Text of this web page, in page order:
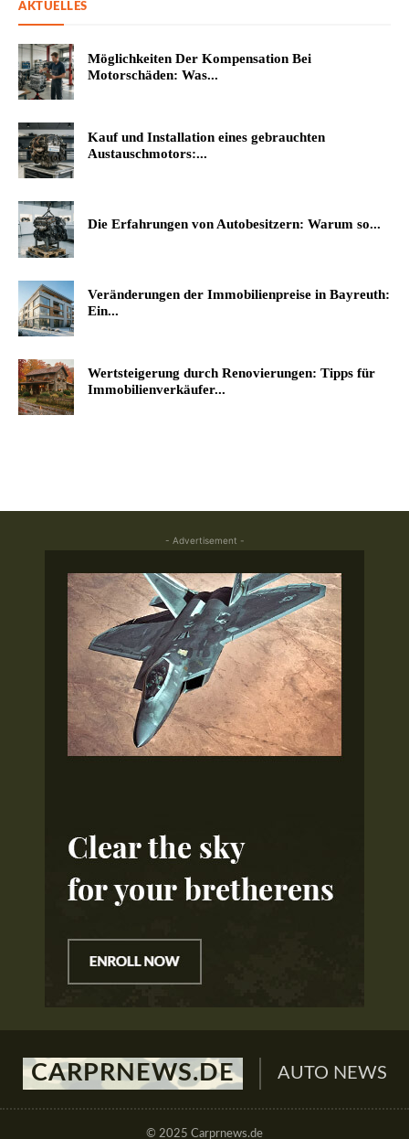
AKTUELLES
Möglichkeiten Der Kompensation Bei
Motorschäden: Was...
Kauf und Installation eines gebrauchten
Austauschmotors:...
Die Erfahrungen von Autobesitzern: Warum so...
Veränderungen der Immobilienpreise in Bayreuth:
Ein...
Wertsteigerung durch Renovierungen: Tipps für
Immobilienverkäufer...
- Advertisement -
CARPRNEWS.DE AUTO NEWS
© 2025 Carprnews.de